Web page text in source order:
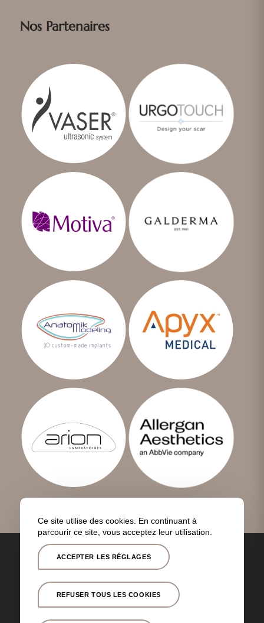
Nos Partenaires
Toutes nos
interventions géographique
Politique de
confidentialité
Ce site utilise des cookies. En continuant à
parcourir ce site, vous acceptez leur utilisation.
ACCEPTER LES RÉGLAGES
REFUSER TOUS LES COOKIES